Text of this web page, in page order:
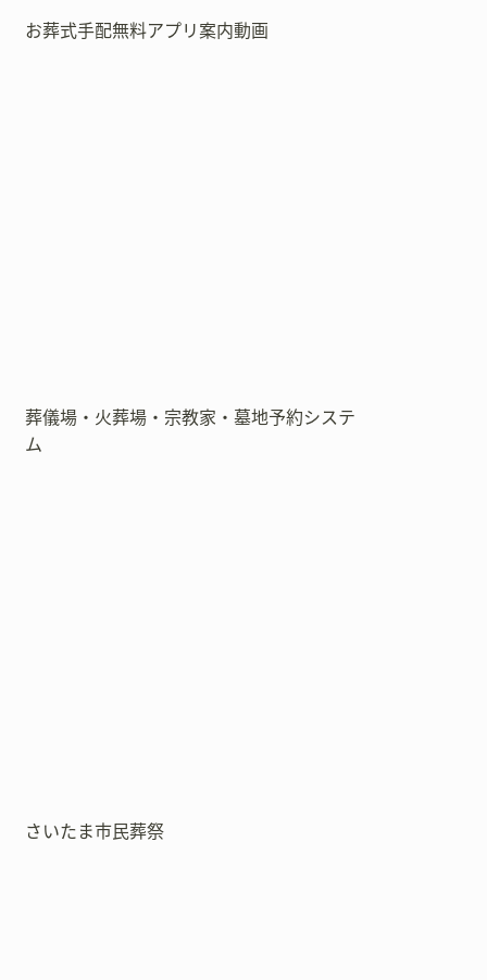
お葬式手配無料アプリ案内動画
葬儀場・火葬場・宗教家・墓地予約システ
ム
さいたま市民葬祭